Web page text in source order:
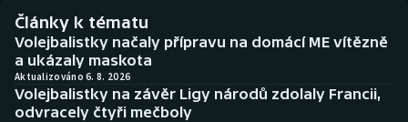
Biatlon
Boby a skeleton
Aplikace ČT sport
AZ kvíz
Články k tématu
Volejbalistky načaly přípravu na domácí ME vítězně
a ukázaly maskota
Aktualizováno 6. 8. 2026
Volejbalistky na závěr Ligy národů zdolaly Francii,
odvracely čtyři mečboly